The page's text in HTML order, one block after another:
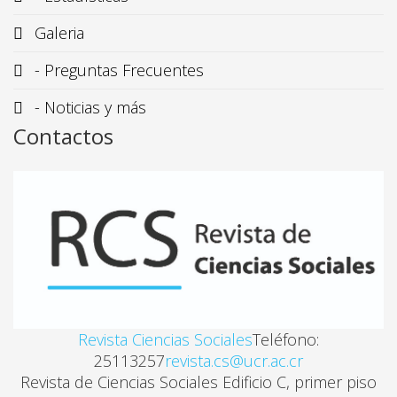
Luis Muñoz Varela
OCCUPY WALL STREET VS. LA RETÓRICA DEL
EL ACUERDO MERCOSUR-UE: LOS SECTORES
María Cecilia Míguez, Agustín Crivelli
ORTODOXIA Y POLÍTICAS DE AUSTERIDAD EN
Rafael Böcker Zavaro
Galeria
- Preguntas Frecuentes
- Noticias y más
Contactos
Revista Ciencias SocialesTeléfono:
25113257revista.cs@ucr.ac.cr
Revista de Ciencias Sociales Edificio C, primer piso